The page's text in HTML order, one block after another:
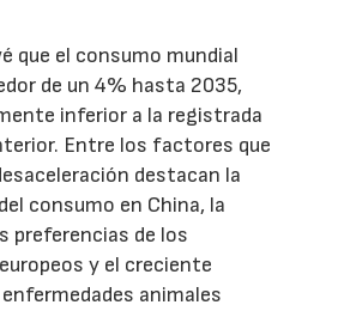
que el consumo mundial
de un 4% hasta 2035,
inferior a la registrada
Entre los factores que
destacan la
consumo en China, la
preferencias de los
y el creciente
animales